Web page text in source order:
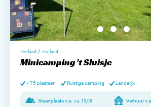
Zeeland / Zeeland
Minicamping 't Sluisje
< 75 plaatsen Rustige camping Landelijk
Staanplaats v.a. v.a. 15,00 Verhuur v.a.